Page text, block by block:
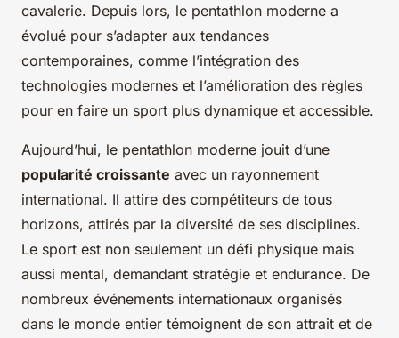
cavalerie. Depuis lors, le pentathlon moderne a
évolué pour s’adapter aux tendances
contemporaines, comme l’intégration des
technologies modernes et l’amélioration des règles
pour en faire un sport plus dynamique et accessible.
Aujourd’hui, le pentathlon moderne jouit d’une
popularité croissante avec un rayonnement
international. Il attire des compétiteurs de tous
horizons, attirés par la diversité de ses disciplines.
Le sport est non seulement un défi physique mais
aussi mental, demandant stratégie et endurance. De
nombreux événements internationaux organisés
dans le monde entier témoignent de son attrait et de